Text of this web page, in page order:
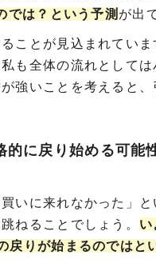
では？という予測 が出
ことが見込まれてい
も全体の流れとしては
強いことを考えると
に戻り始める可能
いに来れなかった」
ねることでしょう。 い
戻りが始まるのではと